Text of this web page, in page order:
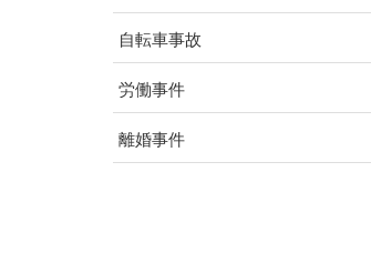
自転車事故
労働事件
離婚事件